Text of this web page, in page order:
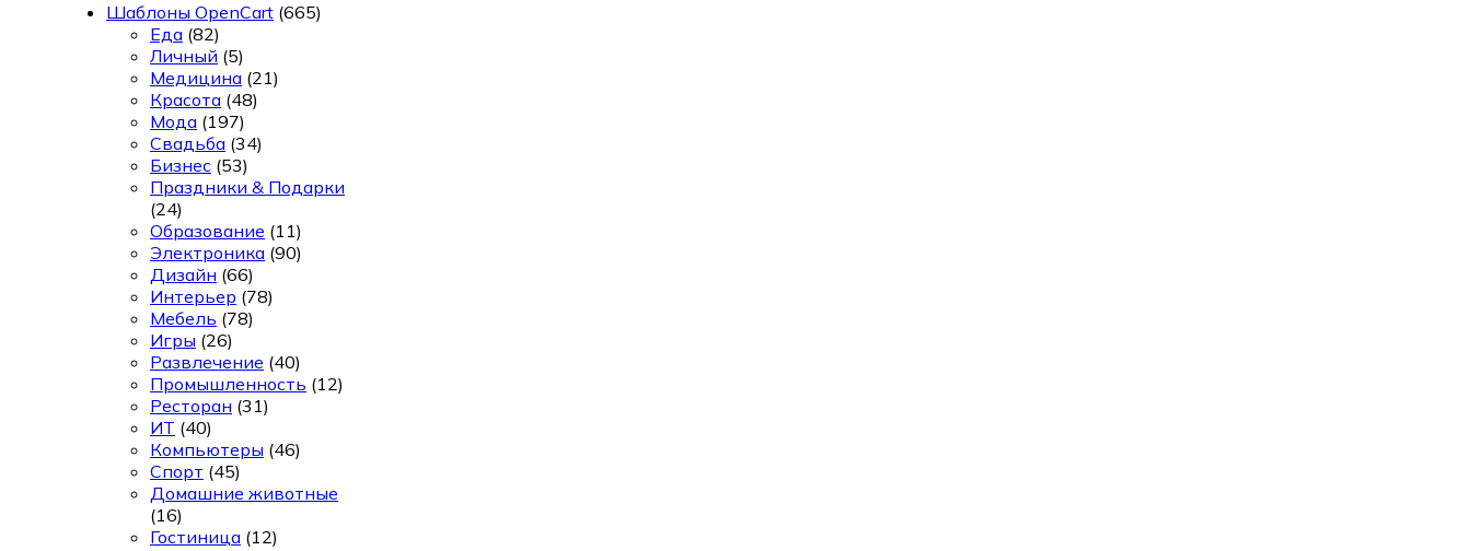
Шаблоны OpenCart (665)
Еда (82)
Личный (5)
Медицина (21)
Красота (48)
Мода (197)
Свадьба (34)
Бизнес (53)
Праздники & Подарки
(24)
Образование (11)
Электроника (90)
Дизайн (66)
Интерьер (78)
Мебель (78)
Игры (26)
Развлечение (40)
Промышленность (12)
Ресторан (31)
ИТ (40)
Компьютеры (46)
Спорт (45)
Домашние животные
(16)
Гостиница (12)